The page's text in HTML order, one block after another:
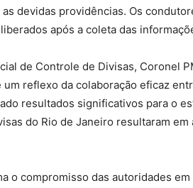
as devidas providências. Os
após a coleta das
de Controle de Divisas, Coronel
reflexo da colaboração eficaz
resultados significativos para o
do Rio de Janeiro resultaram
o compromisso das autoridades